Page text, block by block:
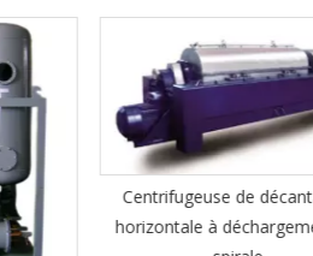
Centrifugeuse de décantation
horizontale à déchargement en